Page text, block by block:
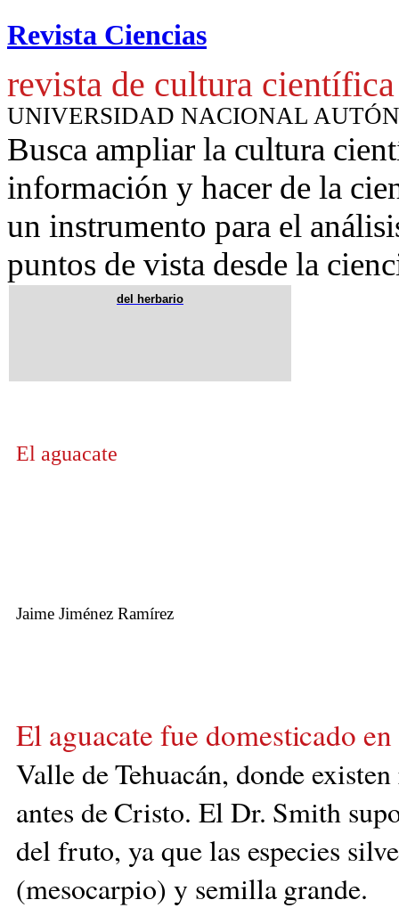
Revista Ciencias
revista de cultura científica
UNIVERSIDAD NACIONAL
Busca ampliar la cultura
información y hacer de la
un instrumento para el
puntos de vista desde la
del herbario
El aguacate
Jaime Jiménez Ramírez
El aguacate fue domesticado
Valle de Tehuacán, donde
antes de Cristo. El Dr. Smith
del fruto, ya que las especies
(mesocarpio) y semilla grande.